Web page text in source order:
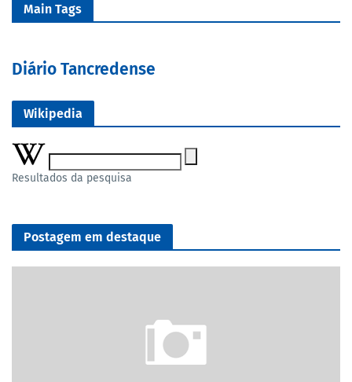
Main Tags
Diário Tancredense
Wikipedia
Resultados da pesquisa
Postagem em destaque